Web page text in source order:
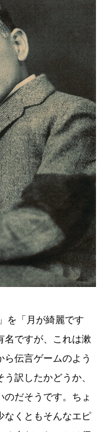
を「月が綺麗です
名ですが、これは漱
伝言ゲームのよう
訳したかどうか、
だそうです。ちょ
なくともそんなエピ